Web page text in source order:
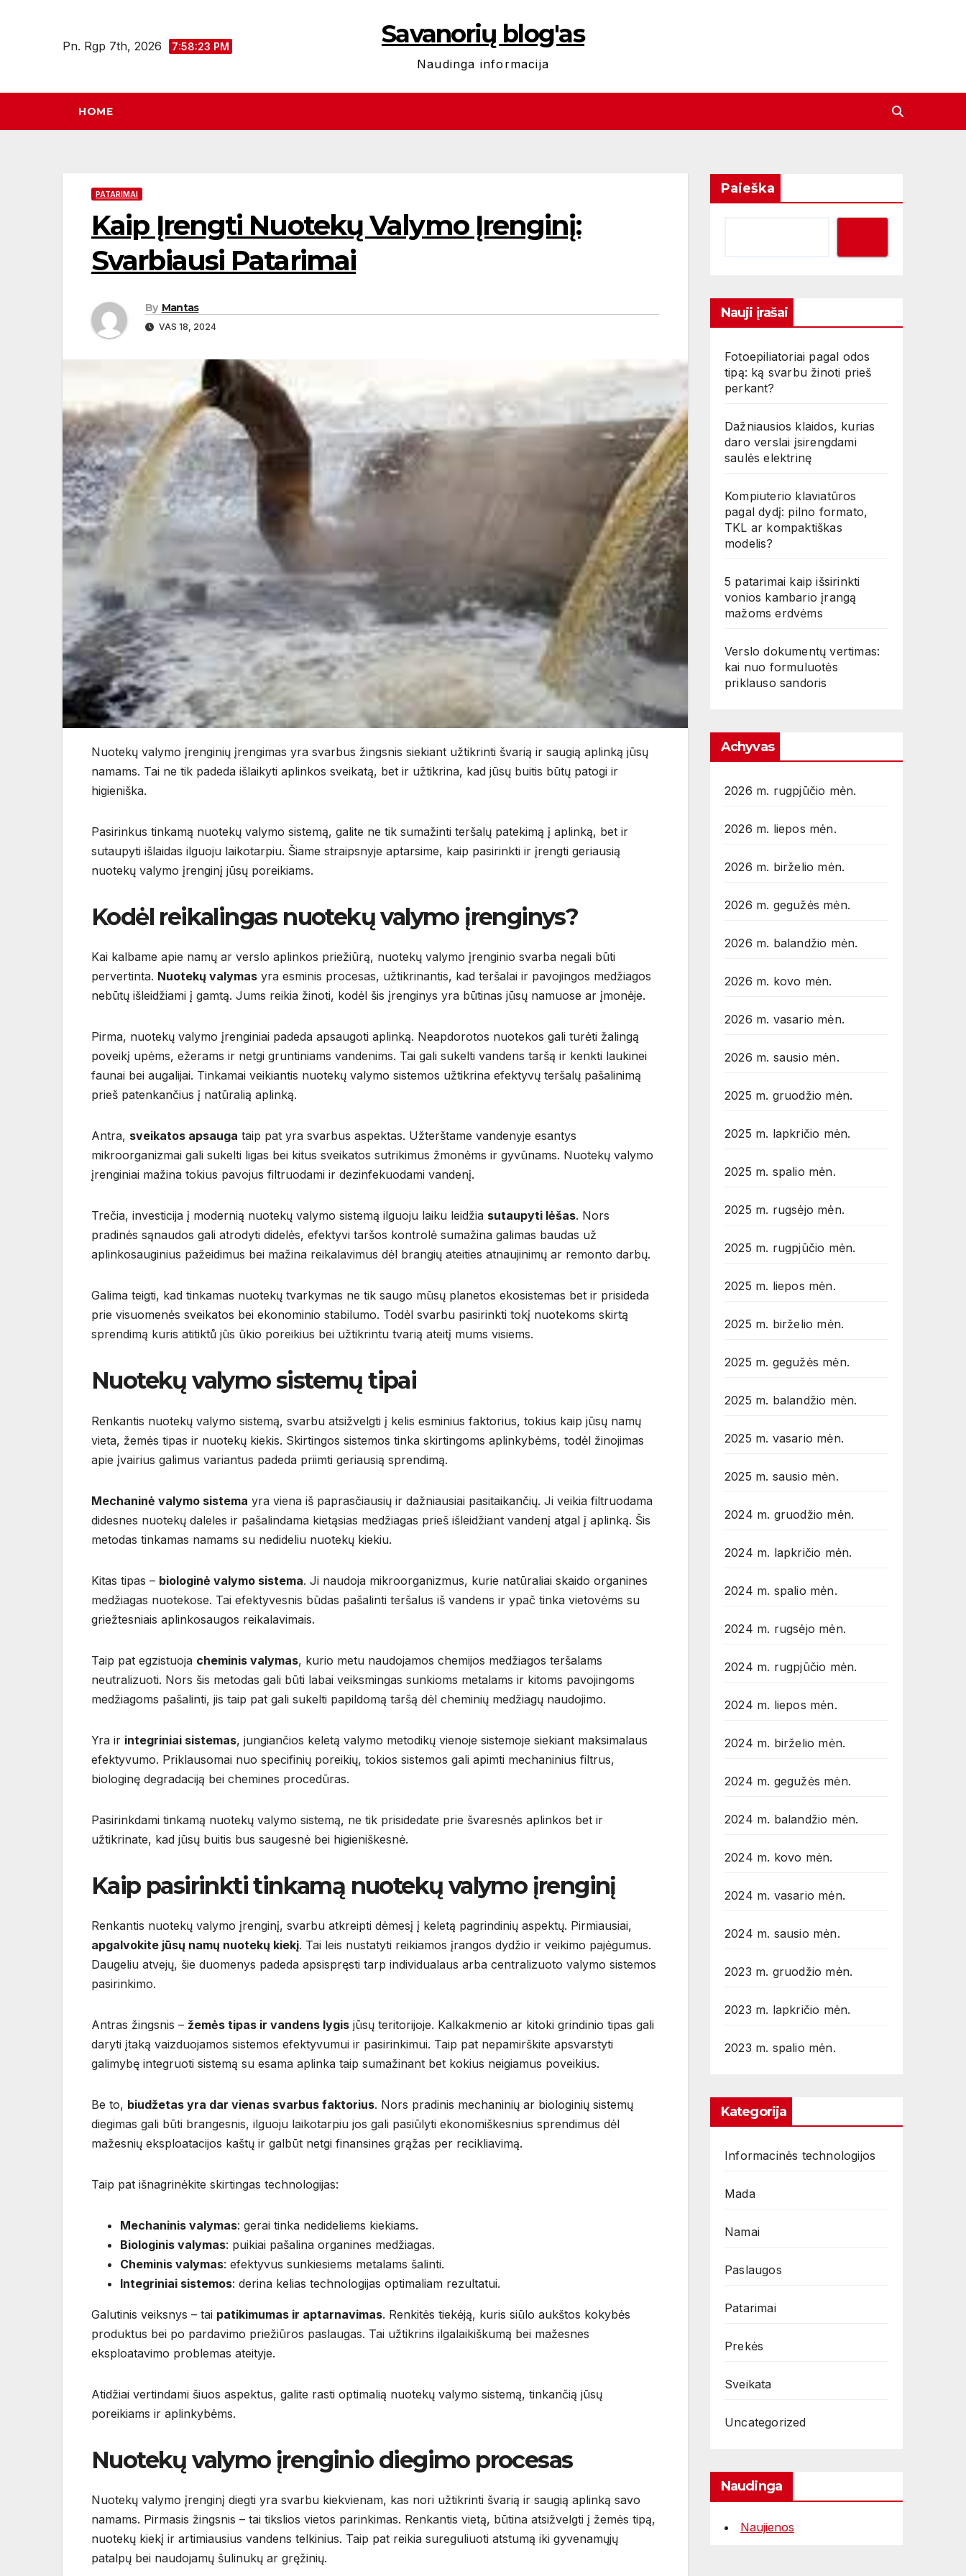
Pn. Rgp 7th, 2026 7:58:24 PM Savanorių blog'as
Naudinga informacija
HOME
PATARIMAI
Kaip Įrengti Nuotekų Valymo Įrenginį:
Svarbiausi Patarimai
By Mantas
VAS 18, 2024
Nuotekų valymo įrenginių įrengimas yra svarbus žingsnis siekiant užtikrinti švarią ir saugią aplinką jūsų
namams. Tai ne tik padeda išlaikyti aplinkos sveikatą, bet ir užtikrina, kad jūsų buitis būtų patogi ir
higieniška.
Pasirinkus tinkamą nuotekų valymo sistemą, galite ne tik sumažinti teršalų patekimą į aplinką, bet ir
sutaupyti išlaidas ilguoju laikotarpiu. Šiame straipsnyje aptarsime, kaip pasirinkti ir įrengti geriausią
nuotekų valymo įrenginį jūsų poreikiams.
Kodėl reikalingas nuotekų valymo įrenginys?
Kai kalbame apie namų ar verslo aplinkos priežiūrą, nuotekų valymo įrenginio svarba negali būti
pervertinta. Nuotekų valymas yra esminis procesas, užtikrinantis, kad teršalai ir pavojingos medžiagos
nebūtų išleidžiami į gamtą. Jums reikia žinoti, kodėl šis įrenginys yra būtinas jūsų namuose ar įmonėje.
Pirma, nuotekų valymo įrenginiai padeda apsaugoti aplinką. Neapdorotos nuotekos gali turėti žalingą
poveikį upėms, ežerams ir netgi gruntiniams vandenims. Tai gali sukelti vandens taršą ir kenkti laukinei
faunai bei augalijai. Tinkamai veikiantis nuotekų valymo sistemos užtikrina efektyvų teršalų pašalinimą
prieš patenkančius į natūralią aplinką.
Antra, sveikatos apsauga taip pat yra svarbus aspektas. Užterštame vandenyje esantys
mikroorganizmai gali sukelti ligas bei kitus sveikatos sutrikimus žmonėms ir gyvūnams. Nuotekų valymo
įrenginiai mažina tokius pavojus filtruodami ir dezinfekuodami vandenį.
Trečia, investicija į modernią nuotekų valymo sistemą ilguoju laiku leidžia sutaupyti lėšas. Nors
pradinės sąnaudos gali atrodyti didelės, efektyvi taršos kontrolė sumažina galimas baudas už
aplinkosauginius pažeidimus bei mažina reikalavimus dėl brangių ateities atnaujinimų ar remonto darbų.
Galima teigti, kad tinkamas nuotekų tvarkymas ne tik saugo mūsų planetos ekosistemas bet ir prisideda
prie visuomenės sveikatos bei ekonominio stabilumo. Todėl svarbu pasirinkti tokį nuotekoms skirtą
sprendimą kuris atitiktů jūs ūkio poreikius bei užtikrintu tvarią ateitį mums visiems.
Nuotekų valymo sistemų tipai
Renkantis nuotekų valymo sistemą, svarbu atsižvelgti į kelis esminius faktorius, tokius kaip jūsų namų
vieta, žemės tipas ir nuotekų kiekis. Skirtingos sistemos tinka skirtingoms aplinkybėms, todėl žinojimas
apie įvairius galimus variantus padeda priimti geriausią sprendimą.
Mechaninė valymo sistema yra viena iš paprasčiausių ir dažniausiai pasitaikančių. Ji veikia filtruodama
didesnes nuotekų daleles ir pašalindama kietąsias medžiagas prieš išleidžiant vandenį atgal į aplinką. Šis
metodas tinkamas namams su nedideliu nuotekų kiekiu.
Kitas tipas – biologinė valymo sistema. Ji naudoja mikroorganizmus, kurie natūraliai skaido organines
medžiagas nuotekose. Tai efektyvesnis būdas pašalinti teršalus iš vandens ir ypač tinka vietovėms su
griežtesniais aplinkosaugos reikalavimais.
Taip pat egzistuoja cheminis valymas, kurio metu naudojamos chemijos medžiagos teršalams
neutralizuoti. Nors šis metodas gali būti labai veiksmingas sunkioms metalams ir kitoms pavojingoms
medžiagoms pašalinti, jis taip pat gali sukelti papildomą taršą dėl cheminių medžiagų naudojimo.
Yra ir integriniai sistemas, jungiančios keletą valymo metodikų vienoje sistemoje siekiant maksimalaus
efektyvumo. Priklausomai nuo specifinių poreikių, tokios sistemos gali apimti mechaninius filtrus,
biologinę degradaciją bei chemines procedūras.
Pasirinkdami tinkamą nuotekų valymo sistemą, ne tik prisidedate prie švaresnės aplinkos bet ir
užtikrinate, kad jūsų buitis bus saugesnė bei higieniškesnė.
Kaip pasirinkti tinkamą nuotekų valymo įrenginį
Renkantis nuotekų valymo įrenginį, svarbu atkreipti dėmesį į keletą pagrindinių aspektų. Pirmiausiai,
apgalvokite jūsų namų nuotekų kiekį. Tai leis nustatyti reikiamos įrangos dydžio ir veikimo pajėgumus.
Daugeliu atvejų, šie duomenys padeda apsispręsti tarp individualaus arba centralizuoto valymo sistemos
pasirinkimo.
Antras žingsnis – žemės tipas ir vandens lygis jūsų teritorijoje. Kalkakmenio ar kitoki grindinio tipas gali
daryti įtaką vaizduojamos sistemos efektyvumui ir pasirinkimui. Taip pat nepamirškite apsvarstyti
galimybę integruoti sistemą su esama aplinka taip sumažinant bet kokius neigiamus poveikius.
Be to, biudžetas yra dar vienas svarbus faktorius. Nors pradinis mechaninių ar biologinių sistemų
diegimas gali būti brangesnis, ilguoju laikotarpiu jos gali pasiūlyti ekonomiškesnius sprendimus dėl
mažesnių eksploatacijos kaštų ir galbūt netgi finansines grąžas per recikliavimą.
Taip pat išnagrinėkite skirtingas technologijas:
Mechaninis valymas: gerai tinka nedideliems kiekiams.
Biologinis valymas: puikiai pašalina organines medžiagas.
Cheminis valymas: efektyvus sunkiesiems metalams šalinti.
Integriniai sistemos: derina kelias technologijas optimaliam rezultatui.
Galutinis veiksnys – tai patikimumas ir aptarnavimas. Renkitės tiekėją, kuris siūlo aukštos kokybės
produktus bei po pardavimo priežiūros paslaugas. Tai užtikrins ilgalaikiškumą bei mažesnes
eksploatavimo problemas ateityje.
Atidžiai vertindami šiuos aspektus, galite rasti optimalią nuotekų valymo sistemą, tinkančią jūsų
poreikiams ir aplinkybėms.
Nuotekų valymo įrenginio diegimo procesas
Nuotekų valymo įrenginį diegti yra svarbu kiekvienam, kas nori užtikrinti švarią ir saugią aplinką savo
namams. Pirmasis žingsnis – tai tikslios vietos parinkimas. Renkantis vietą, būtina atsižvelgti į žemės tipą,
nuotekų kiekį ir artimiausius vandens telkinius. Taip pat reikia sureguliuoti atstumą iki gyvenamųjų
patalpų bei naudojamų šulinukų ar gręžinių.
Paieška
Nauji įrašai
Fotoepiliatoriai pagal odos
tipą: ką svarbu žinoti prieš
perkant?
Dažniausios klaidos, kurias
daro verslai įsirengdami
saulės elektrinę
Kompiuterio klaviatūros
pagal dydį: pilno formato,
TKL ar kompaktiškas
modelis?
5 patarimai kaip išsirinkti
vonios kambario įrangą
mažoms erdvėms
Verslo dokumentų vertimas:
kai nuo formuluotės
priklauso sandoris
Achyvas
2026 m. rugpjūčio mėn.
2026 m. liepos mėn.
2026 m. birželio mėn.
2026 m. gegužės mėn.
2026 m. balandžio mėn.
2026 m. kovo mėn.
2026 m. vasario mėn.
2026 m. sausio mėn.
2025 m. gruodžio mėn.
2025 m. lapkričio mėn.
2025 m. spalio mėn.
2025 m. rugsėjo mėn.
2025 m. rugpjūčio mėn.
2025 m. liepos mėn.
2025 m. birželio mėn.
2025 m. gegužės mėn.
2025 m. balandžio mėn.
2025 m. vasario mėn.
2025 m. sausio mėn.
2024 m. gruodžio mėn.
2024 m. lapkričio mėn.
2024 m. spalio mėn.
2024 m. rugsėjo mėn.
2024 m. rugpjūčio mėn.
2024 m. liepos mėn.
2024 m. birželio mėn.
2024 m. gegužės mėn.
2024 m. balandžio mėn.
2024 m. kovo mėn.
2024 m. vasario mėn.
2024 m. sausio mėn.
2023 m. gruodžio mėn.
2023 m. lapkričio mėn.
2023 m. spalio mėn.
Kategorija
Informacinės technologijos
Mada
Namai
Paslaugos
Patarimai
Prekės
Sveikata
Uncategorized
Naudinga
Naujienos